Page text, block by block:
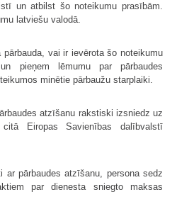
un atbilst šo noteikumu prasībām.
latviešu valodā.
vai ir ievērota šo noteikumu
pieņem lēmumu par pārbaudes
minētie pārbaužu starplaiki.
atzīšanu rakstiski izsniedz uz
Eiropas Savienības dalībvalstī
pārbaudes atzīšanu, persona sedz
par dienesta sniegto maksas